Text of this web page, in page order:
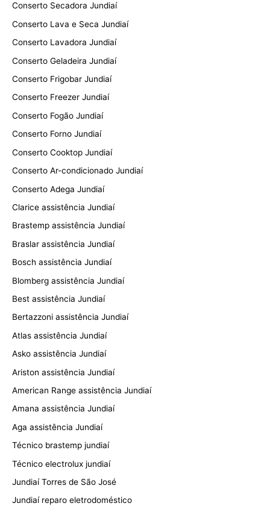
Conserto Secadora Jundiaí
Conserto Lava e Seca Jundiaí
Conserto Lavadora Jundiaí
Conserto Geladeira Jundiaí
Conserto Frigobar Jundiaí
Conserto Freezer Jundiaí
Conserto Fogão Jundiaí
Conserto Forno Jundiaí
Conserto Cooktop Jundiaí
Conserto Ar-condicionado Jundiaí
Conserto Adega Jundiaí
Clarice assistência Jundiaí
Brastemp assistência Jundiaí
Braslar assistência Jundiaí
Bosch assistência Jundiaí
Blomberg assistência Jundiaí
Best assistência Jundiaí
Bertazzoni assistência Jundiaí
Atlas assistência Jundiaí
Asko assistência Jundiaí
Ariston assistência Jundiaí
American Range assistência Jundiaí
Amana assistência Jundiaí
Aga assistência Jundiaí
Técnico brastemp jundiaí
Técnico electrolux jundiaí
Jundiaí Torres de São José
Jundiaí reparo eletrodoméstico